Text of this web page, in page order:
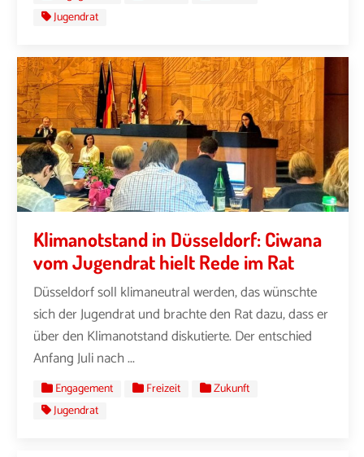
Jugendrat
Klimanotstand in Düsseldorf: Ciwana
vom Jugendrat hielt Rede im Rat
Düsseldorf soll klimaneutral werden, das wünschte
sich der Jugendrat und brachte den Rat dazu, dass er
über den Klimanotstand diskutierte. Der entschied
Anfang Juli nach ...
Engagement Freizeit
Zukunft
Jugendrat